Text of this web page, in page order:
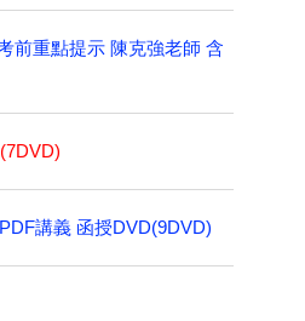
前重點提示 陳克強老師 含
講義 函授DVD(9DVD)